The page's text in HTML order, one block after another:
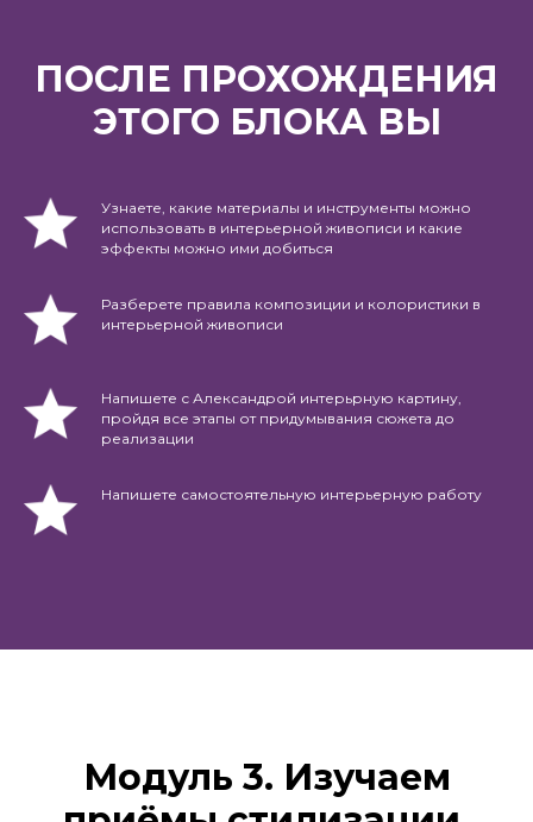
ПОСЛЕ ПРОХОЖДЕНИЯ
ЭТОГО БЛОКА ВЫ
Узнаете, какие материалы и инструменты можно
использовать в интерьерной живописи и какие
эффекты можно ими добиться
Разберете правила композиции и колористики в
интерьерной живописи
Напишете с Александрой интерьрную картину,
пройдя все этапы от придумывания сюжета до
реализации
Напишете самостоятельную интерьерную работу
Модуль 3. Изучаем